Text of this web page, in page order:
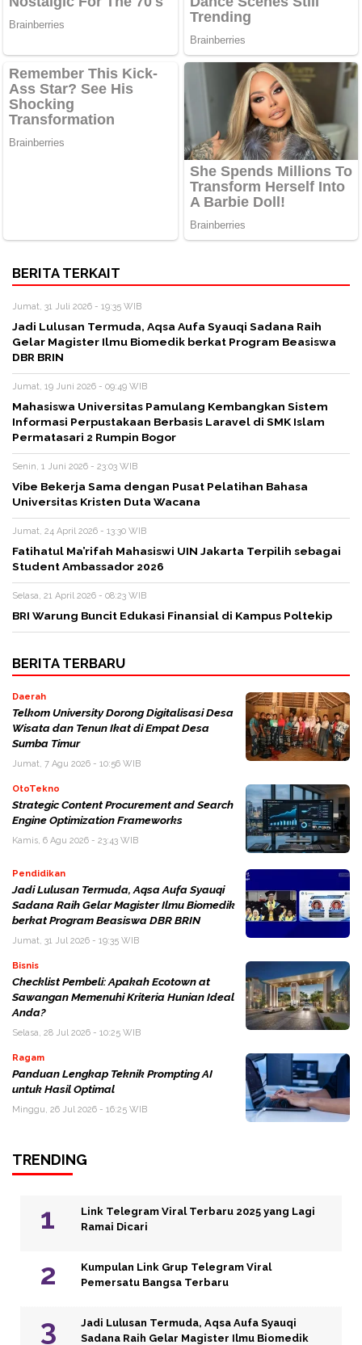
BERITA TERKAIT
Jumat, 31 Juli 2026 - 19:35 WIB
Jadi Lulusan Termuda, Aqsa Aufa Syauqi Sadana Raih
Gelar Magister Ilmu Biomedik berkat Program Beasiswa
DBR BRIN
Jumat, 19 Juni 2026 - 09:49 WIB
Mahasiswa Universitas Pamulang Kembangkan Sistem
Informasi Perpustakaan Berbasis Laravel di SMK Islam
Permatasari 2 Rumpin Bogor
Senin, 1 Juni 2026 - 23:03 WIB
Vibe Bekerja Sama dengan Pusat Pelatihan Bahasa
Universitas Kristen Duta Wacana
Jumat, 24 April 2026 - 13:30 WIB
Fatihatul Ma’rifah Mahasiswi UIN Jakarta Terpilih sebagai
Student Ambassador 2026
Selasa, 21 April 2026 - 08:23 WIB
BRI Warung Buncit Edukasi Finansial di Kampus Poltekip
BERITA TERBARU
Daerah
Telkom University Dorong Digitalisasi Desa
Wisata dan Tenun Ikat di Empat Desa
Sumba Timur
Jumat, 7 Agu 2026 - 10:56 WIB
OtoTekno
Strategic Content Procurement and Search
Engine Optimization Frameworks
Kamis, 6 Agu 2026 - 23:43 WIB
Pendidikan
Jadi Lulusan Termuda, Aqsa Aufa Syauqi
Sadana Raih Gelar Magister Ilmu Biomedik
berkat Program Beasiswa DBR BRIN
Jumat, 31 Jul 2026 - 19:35 WIB
Bisnis
Checklist Pembeli: Apakah Ecotown at
Sawangan Memenuhi Kriteria Hunian Ideal
Anda?
Selasa, 28 Jul 2026 - 10:25 WIB
Ragam
Panduan Lengkap Teknik Prompting AI
untuk Hasil Optimal
Minggu, 26 Jul 2026 - 16:25 WIB
TRENDING
Link Telegram Viral Terbaru 2025 yang Lagi
Ramai Dicari
Kumpulan Link Grup Telegram Viral
Pemersatu Bangsa Terbaru
Jadi Lulusan Termuda, Aqsa Aufa Syauqi
Sadana Raih Gelar Magister Ilmu Biomedik